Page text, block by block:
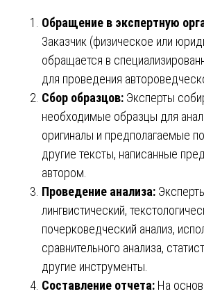
Обращение в экспертную
Заказчик (физическое или
обращается в
для проведения
Сбор образцов: Эксперты
необходимые образцы для
оригиналы и предполагаемые
другие тексты, написанные
автором.
Проведение анализа:
лингвистический,
почерковедческий анализ,
сравнительного анализа,
другие инструменты.
Составление отчета: На